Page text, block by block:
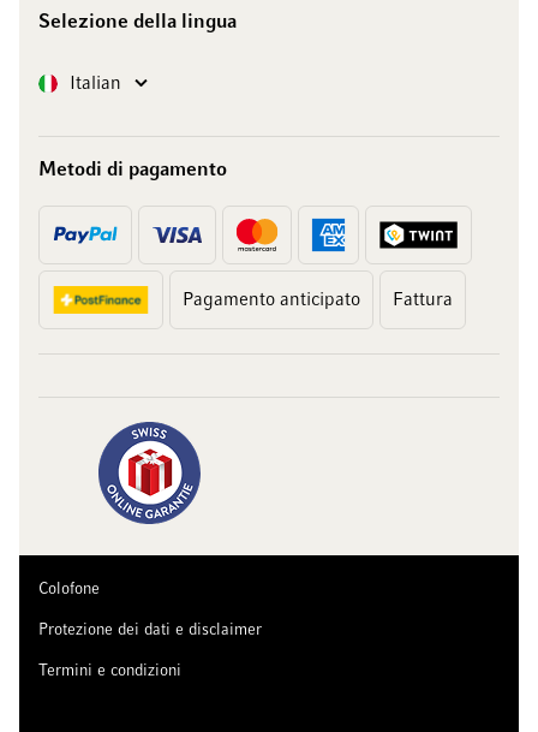
Selezione della lingua
Lingua Italian
Metodi di pagamento
Pagamento anticipato Fattura
Colofone
Protezione dei dati e disclaimer
Termini e condizioni